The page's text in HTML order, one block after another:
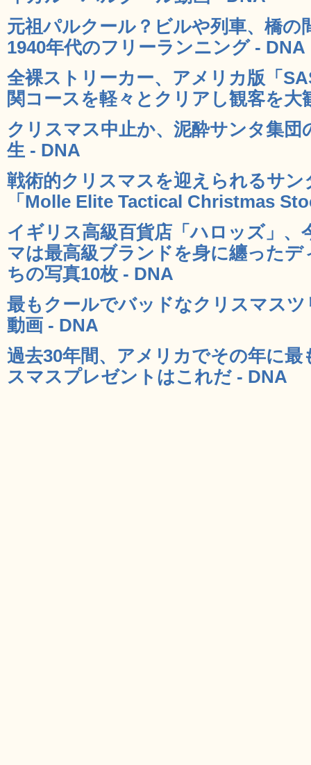
元祖パルクール？ビルや列車、橋の
1940年代のフリーランニング - DNA
全裸ストリーカー、アメリカ版「
関コースを軽々とクリアし観客を大
クリスマス中止か、泥酔サンタ集団
生 - DNA
戦術的クリスマスを迎えられるサ
「Molle Elite Tactical Christmas
イギリス高級百貨店「ハロッズ」、
マは最高級ブランドを身に纏った
ちの写真10枚 - DNA
最もクールでバッドなクリスマス
動画 - DNA
過去30年間、アメリカでその年に
スマスプレゼントはこれだ - DNA